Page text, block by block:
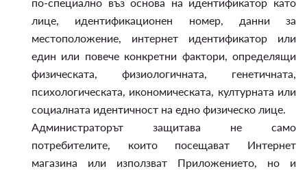
лице, идентификационен номер, данни за
местоположение, интернет идентификатор или
един или повече конкретни фактори, определящи
физическата, физиологичната, генетичната,
психологическата, икономическата, културната или
социалната идентичност на едно физическо лице.
Администраторът защитава не само
потребителите, които посещават Интернет
магазина или използват Приложението, но и